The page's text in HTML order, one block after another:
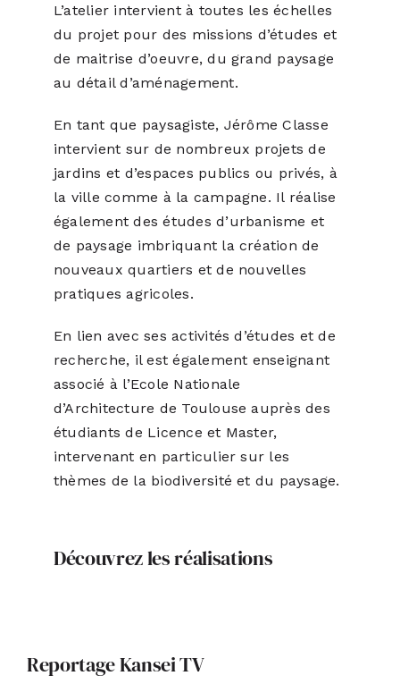
L’atelier intervient à toutes les échelles
du projet pour des missions d’études et
de maitrise d’oeuvre, du grand paysage
au détail d’aménagement.
En tant que paysagiste, Jérôme Classe
intervient sur de nombreux projets de
jardins et d’espaces publics ou privés, à
la ville comme à la campagne. Il réalise
également des études d’urbanisme et
de paysage imbriquant la création de
nouveaux quartiers et de nouvelles
pratiques agricoles.
En lien avec ses activités d’études et de
recherche, il est également enseignant
associé à l’Ecole Nationale
d’Architecture de Toulouse auprès des
étudiants de Licence et Master,
intervenant en particulier sur les
thèmes de la biodiversité et du paysage.
Découvrez les réalisations
Reportage Kansei TV